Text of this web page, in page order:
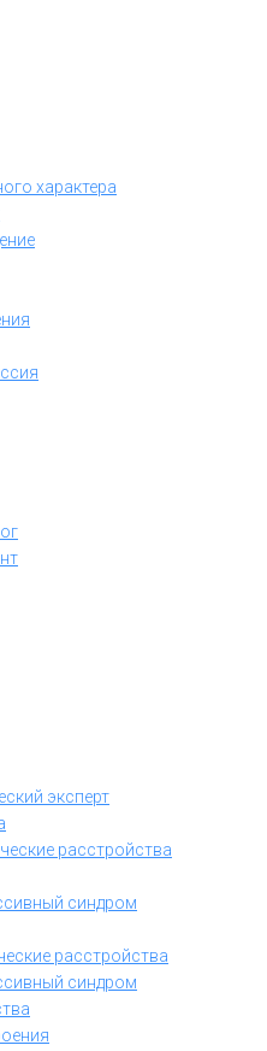
характера
эксперт
расстройства
синдром
расстройства
синдром